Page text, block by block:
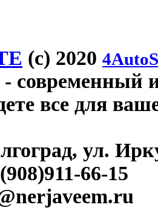
(c) 2020
- современный
все для
ул.
66-15